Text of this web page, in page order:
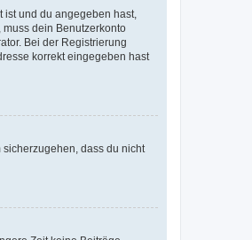
ist und du angegeben hast,
dein Benutzerkonto
Bei der Registrierung
korrekt eingegeben hast
dass du nicht